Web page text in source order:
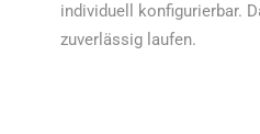
individuell konfigurierbar.
zuverlässig laufen.